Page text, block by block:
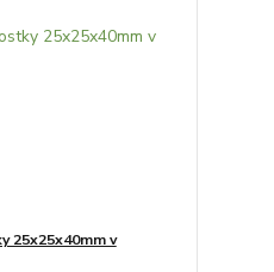
25x25x40mm v